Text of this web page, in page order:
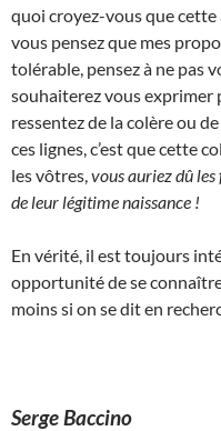
quoi croyez-vous que
vous pensez que mes
tolérable, pensez à ne pas
souhaiterez vous exprimer
ressentez de la colère ou
ces lignes, c’est que cette
les vôtres, vous auriez dû
de leur légitime naissance !
En vérité, il est toujours
opportunité de se
moins si on se dit en
Serge Baccino